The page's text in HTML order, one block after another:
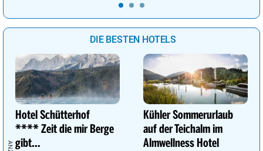
buchbar!
DIE BESTEN HOTELS
Hotel Schütterhof
**** Zeit die mir Berge
gibt…
Kühler Sommerurlaub
auf der Teichalm im
Almwellness Hotel